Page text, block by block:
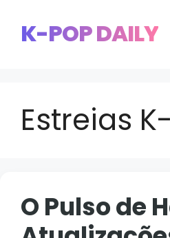
paraK-POP DAILY
Estreias
O Pulso de